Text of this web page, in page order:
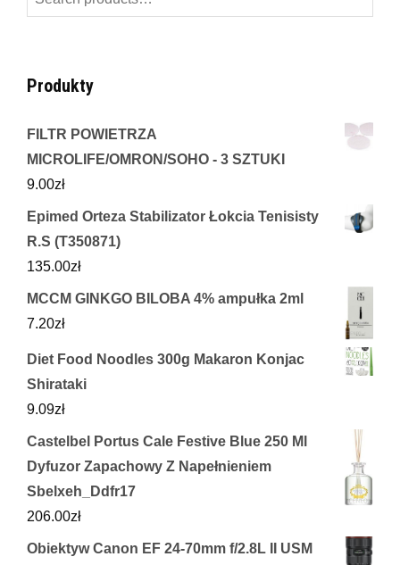
for:
Produkty
FILTR POWIETRZA
MICROLIFE/OMRON/SOHO - 3 SZTUKI
9.00zł
Epimed Orteza Stabilizator Łokcia Tenisisty
R.S (T350871)
135.00zł
MCCM GINKGO BILOBA 4% ampułka 2ml
7.20zł
Diet Food Noodles 300g Makaron Konjac
Shirataki
9.09zł
Castelbel Portus Cale Festive Blue 250 Ml
Dyfuzor Zapachowy Z Napełnieniem
Sbelxeh_Ddfr17
206.00zł
Obiektyw Canon EF 24-70mm f/2.8L II USM